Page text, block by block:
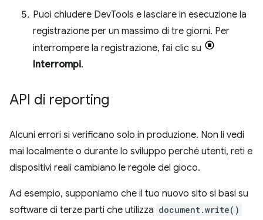
Puoi chiudere DevTools e lasciare in esecuzione la
registrazione per un massimo di tre giorni. Per
interrompere la registrazione, fai clic su
Interrompi.
API di reporting
Alcuni errori si verificano solo in produzione. Non li vedi
mai localmente o durante lo sviluppo perché utenti, reti e
dispositivi reali cambiano le regole del gioco.
Ad esempio, supponiamo che il tuo nuovo sito si basi su
software di terze parti che utilizza document.write()